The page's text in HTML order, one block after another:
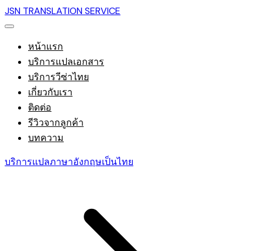
JSN TRANSLATION SERVICE
หน้าแรก
บริการแปลเอกสาร
บริการวีซ่าไทย
เกี่ยวกับเรา
ติดต่อ
รีวิวจากลูกค้า
บทความ
บริการแปลภาษาอังกฤษเป็นไทย